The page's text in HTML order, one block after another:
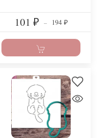
101 ₽ – 194 ₽